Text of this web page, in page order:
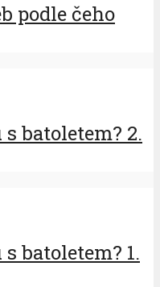
podle čeho
batoletem? 2.
batoletem? 1.